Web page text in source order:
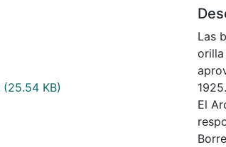
(25.54 KB)
Las
orilla
1925.
El